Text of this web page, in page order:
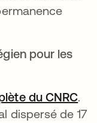
pour les
du CNRC.
dispersé de 17